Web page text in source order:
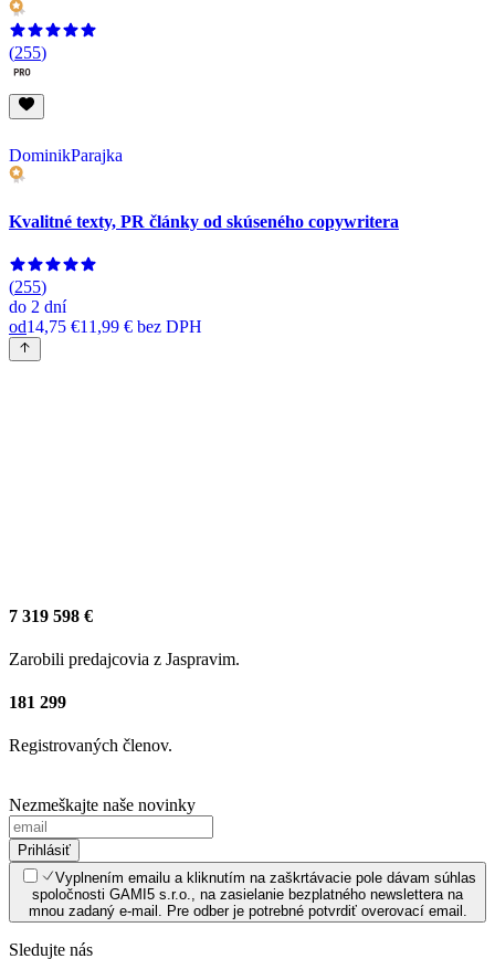
(255)
DominikParajka
Kvalitné texty, PR články od skúseného copywritera
(255)
do 2 dní
od14,75 €11,99 € bez DPH
7 319 598 €
Zarobili predajcovia z Jaspravim.
181 299
Registrovaných členov.
Nezmeškajte naše novinky
Prihlásiť
Vyplnením emailu a kliknutím na zaškrtávacie pole dávam súhlas
spoločnosti GAMI5 s.r.o., na zasielanie bezplatného newslettera na
mnou zadaný e-mail. Pre odber je potrebné potvrdiť overovací email.
Sledujte nás